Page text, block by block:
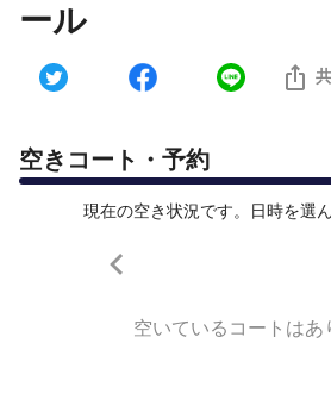
ール
空きコート・予約
現在の空き状況です。日時を選
空いているコートはあ